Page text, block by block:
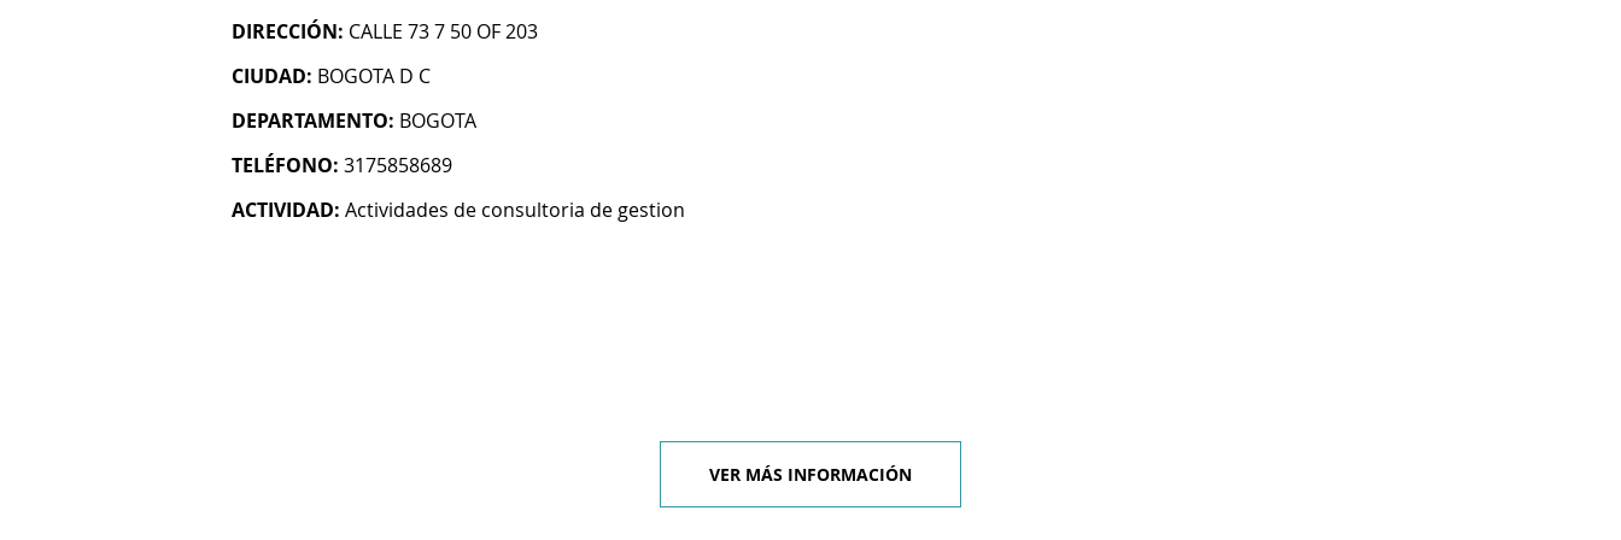
DIRECCIÓN: CALLE 73 7 50 OF 203
CIUDAD: BOGOTA D C
DEPARTAMENTO: BOGOTA
TELÉFONO: 3175858689
ACTIVIDAD: Actividades de consultoria de gestion
VER MÁS INFORMACIÓN